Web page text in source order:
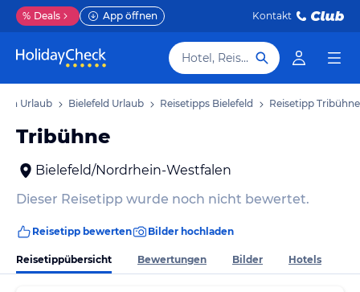
% Deals App öffnen Kontakt
Hotel, Reiseziel
Urlaub Bielefeld Urlaub Reisetipps Bielefeld Reisetipp Tribühne
Tribühne
Bielefeld/Nordrhein-Westfalen
Dieser Reisetipp wurde noch nicht bewertet.
Reisetipp bewerten Bilder hochladen
Reisetippübersicht Bewertungen Bilder Hotels